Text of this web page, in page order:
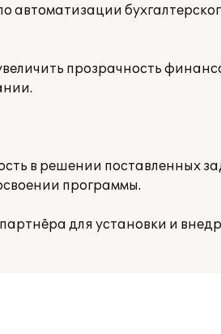
прозрачность
в решении поставленных
программы.
для установки и